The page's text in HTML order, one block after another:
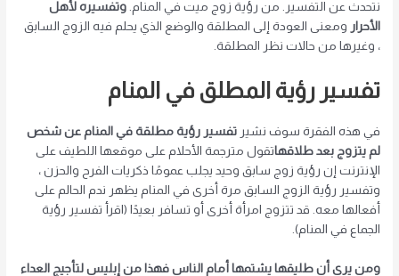
نتحدث عن التفسير. من رؤية زوج ميت في المنام.وتفسيره لأهل
الأحرار ومعنى العودة إلى المطلقة والوضع الذي يحلم فيه الزوج السابق
، وغيرها من حالات نظر المطلقة.
تفسير رؤية المطلق في المنام
في هذه الفقرة سوف نشيرتفسير رؤية مطلقة في المنام عن شخص
لم يتزوج بعد طلاقها تقول مترجمة الأحلام على موقعها اللطيف على
الإنترنت إن رؤية زوج سابق وحيد يجلب عمومًا ذكريات الفرح والحزن ،
وتفسير رؤية الزوج السابق مرة أخرى في المنام يظهر ندم الحالم على
أفعالها معه. قد تتزوج امرأة أخرى أو تسافر بعيدًا (اقرأ تفسير رؤية
الجماع في المنام).
ومن يرى أن طليقها يشتمها أمام الناس فهذا من إبليس لتأجيج العداء